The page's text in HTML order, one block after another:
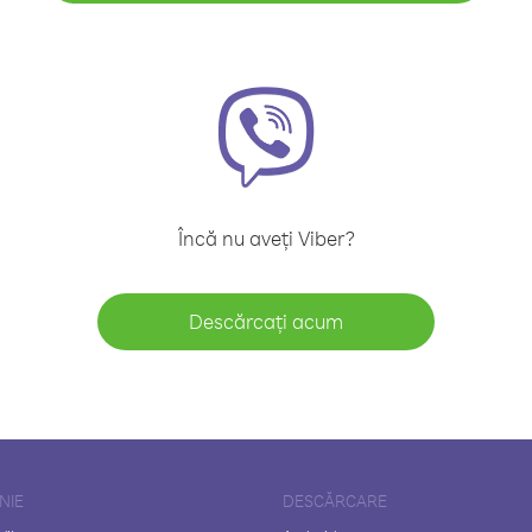
Încă nu aveți Viber?
Descărcați acum
DESCĂRCARE